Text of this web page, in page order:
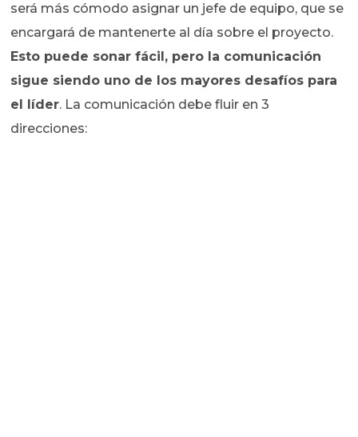
será más cómodo asignar un jefe de equipo, que se
encargará de mantenerte al día sobre el proyecto.
Esto puede sonar fácil, pero la comunicación
sigue siendo uno de los mayores desafíos para
el líder. La comunicación debe fluir en 3
direcciones: